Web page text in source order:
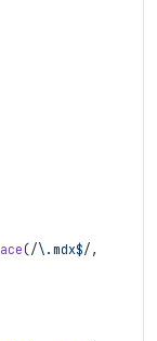
(/\.mdx$/ ,